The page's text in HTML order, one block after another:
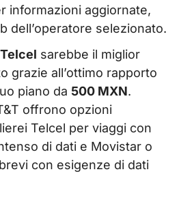
informazioni aggiornate,
dell’operatore selezionato.
sarebbe il miglior
grazie all’ottimo rapporto
piano da 500 MXN.
offrono opzioni
Telcel per viaggi con
di dati e Movistar o
con esigenze di dati